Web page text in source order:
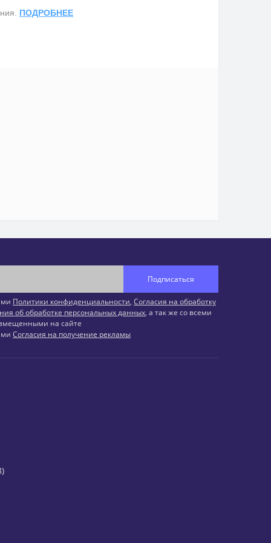
ПОДРОБНЕЕ
Подписаться
Политики конфиденциальности, Согласия на обработку
об обработке персональных данных, а так же со всеми
на сайте
Согласия на получение рекламы